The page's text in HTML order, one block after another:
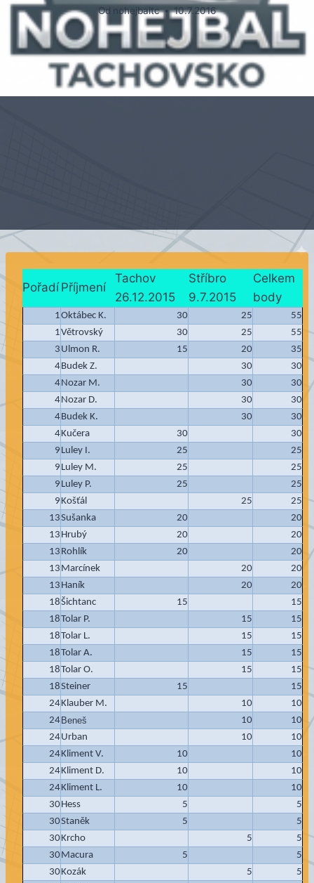
Od nohejbaltc 10.7.2016
Pořadí Příjmení
Tachov
26.12.2015
Stříbro
9.7.2015
Celkem
body
1Oktábec K. 30 25
55
1Větrovský 30 25
55
3 Ulmon R. 15 20
35
4Budek Z. 30
30
4Nozar M. 30
30
4Nozar D. 30
30
4Budek K. 30
30
4Kučera 30
30
9 Luley I. 25
25
9 Luley M. 25
25
9 Luley P. 25
25
9 Košťál 25
25
13Sušanka 20
20
13 Hrubý 20
20
13 Rohlík 20
20
13 Marcínek 20
20
13 Haník 20
20
18Šichtanc 15
15
18Tolar P. 15
15
18Tolar L. 15
15
18Tolar A. 15
15
18Tolar O. 15
15
18Steiner 15
15
24Klauber M. 10
10
24 Beneš 10
10
24Urban 10
10
24Kliment V. 10
10
24Kliment D. 10
10
24Kliment L. 10
10
30Hess 5
5
30Staněk 5
5
30Krcho 5
5
30Macura 5
5
30Kozák 5
5